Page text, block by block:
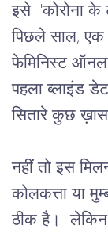
इसे  'कोरोना के
पिछले साल, एक
फेमिनिस्ट
पहला ब्लाइंड डेट
सितारे कुछ
नहीं तो इस
कोलकत्ता या
ठीक है।